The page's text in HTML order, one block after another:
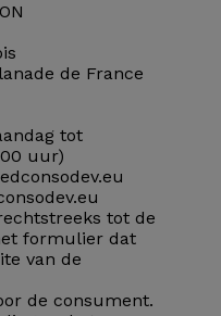
de France
tot
uur)
tot de
formulier dat
van de
de consument.